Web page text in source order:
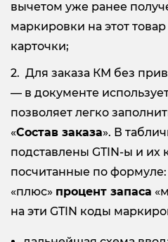
вычетом уже ранее
маркировки на этот
карточки;
Для заказа КМ без
— в документе
позволяет легко
«Состав заказа». В
подставлены GTIN-ы и их
посчитанные по формуле:
«плюс» процент запаса
на эти GTIN коды